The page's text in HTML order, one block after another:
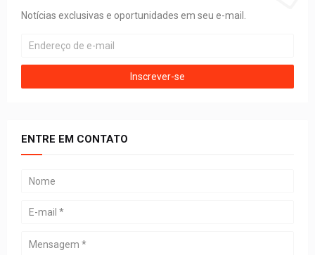
Notícias exclusivas e oportunidades em seu e-mail.
ENTRE EM CONTATO